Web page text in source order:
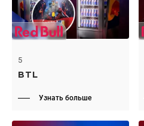
5
BTL
Узнать больше